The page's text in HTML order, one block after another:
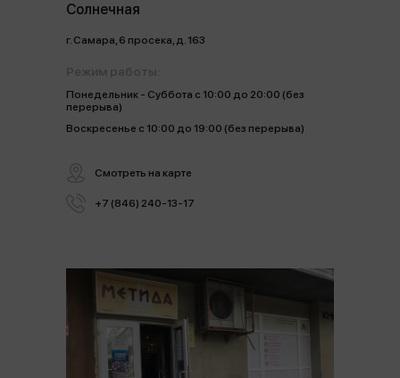
Солнечная
г. Самара, 6 просека, д. 163
Понедельник - Суббота с 10:00 до 20:00 (без
перерыва)
Воскресенье с 10:00 до 19:00 (без перерыва)
Смотреть на карте
+7 (846) 240-13-17